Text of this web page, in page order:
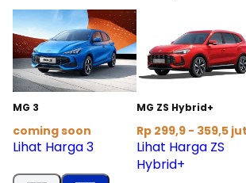
MG 3
coming soon
Lihat Harga 3
MG ZS Hybrid+
Rp 299,9 - 359,5
Lihat Harga ZS
Hybrid+